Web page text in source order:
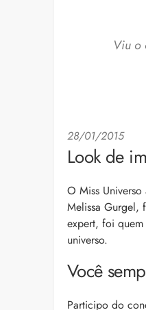
Viu o
28/01/2015
Look de
O Miss
Melissa Gurgel,
expert, foi
universo.
Você
Participo do